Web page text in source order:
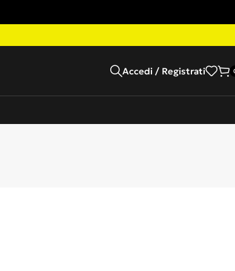
Accedi / Registrati